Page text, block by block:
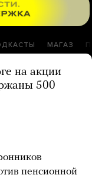
МАГАЗ
на акции
500
пенсионной